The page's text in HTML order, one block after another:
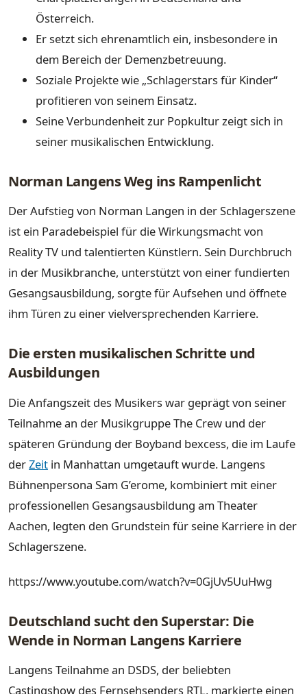
Österreich.
Er setzt sich ehrenamtlich ein, insbesondere in
dem Bereich der Demenzbetreuung.
Soziale Projekte wie „Schlagerstars für Kinder“
profitieren von seinem Einsatz.
Seine Verbundenheit zur Popkultur zeigt sich in
seiner musikalischen Entwicklung.
Norman Langens Weg ins Rampenlicht
Der Aufstieg von Norman Langen in der Schlagerszene
ist ein Paradebeispiel für die Wirkungsmacht von
Reality TV und talentierten Künstlern. Sein Durchbruch
in der Musikbranche, unterstützt von einer fundierten
Gesangsausbildung, sorgte für Aufsehen und öffnete
ihm Türen zu einer vielversprechenden Karriere.
Die ersten musikalischen Schritte und
Ausbildungen
Die Anfangszeit des Musikers war geprägt von seiner
Teilnahme an der Musikgruppe The Crew und der
späteren Gründung der Boyband bexcess, die im Laufe
derZeit in Manhattan umgetauft wurde. Langens
Bühnenpersona Sam G’erome, kombiniert mit einer
professionellen Gesangsausbildung am Theater
Aachen, legten den Grundstein für seine Karriere in der
Schlagerszene.
https://www.youtube.com/watch?v=0GjUv5UuHwg
Deutschland sucht den Superstar: Die
Wende in Norman Langens Karriere
Langens Teilnahme an DSDS, der beliebten
Castingshow des Fernsehsenders RTL, markierte einen